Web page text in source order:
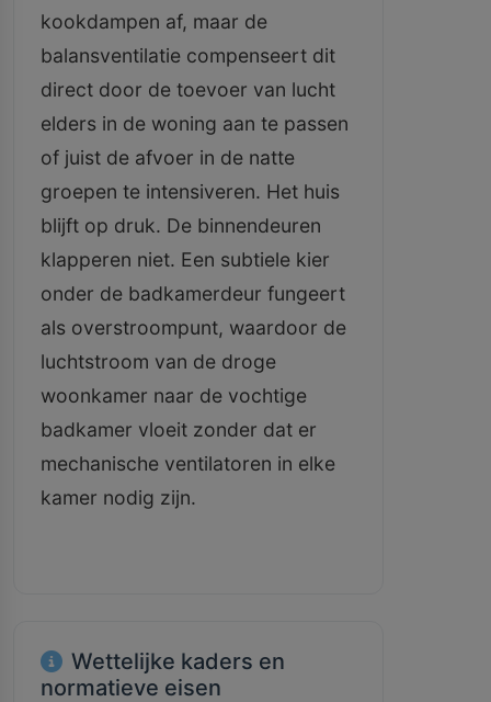
kookdampen af, maar de
balansventilatie compenseert dit
direct door de toevoer van lucht
elders in de woning aan te passen
of juist de afvoer in de natte
groepen te intensiveren. Het huis
blijft op druk. De binnendeuren
klapperen niet. Een subtiele kier
onder de badkamerdeur fungeert
als overstroompunt, waardoor de
luchtstroom van de droge
woonkamer naar de vochtige
badkamer vloeit zonder dat er
mechanische ventilatoren in elke
kamer nodig zijn.
Wettelijke kaders en
normatieve eisen